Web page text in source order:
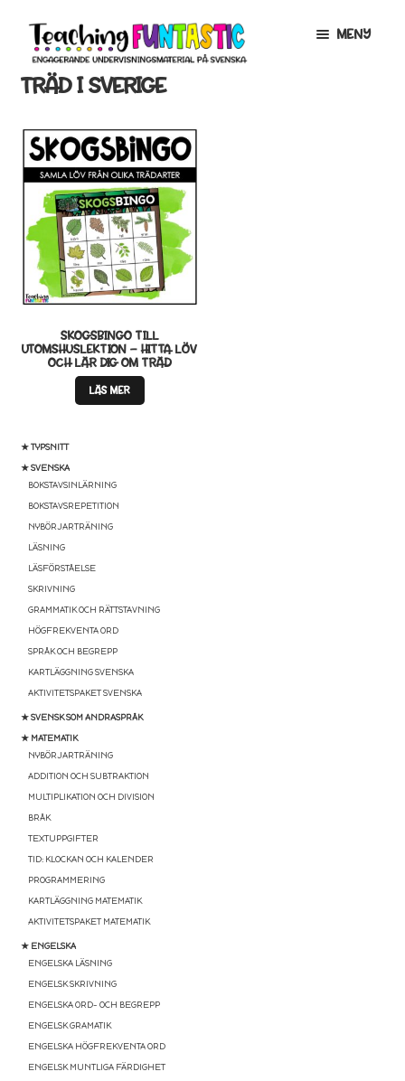
Hoppa
till
navigering
Gå
till
innehåll
MENY
INFO
MITT KONTO
GRATISMATERIAL
BUTIK
LICENSER
TIPSHÖRNAN
TRÄD I SVERIGE
★ TYPSNITT
★ SVENSKA
BOKSTAVSINLÄRNING
BOKSTAVSREPETITION
NYBÖRJARTRÄNING
LÄSNING
LÄSFÖRSTÅELSE
SKRIVNING
GRAMMATIK OCH RÄTTSTAVNING
HÖGFREKVENTA ORD
SPRÅK OCH BEGREPP
KARTLÄGGNING SVENSKA
AKTIVITETSPAKET SVENSKA
★ SVENSK SOM ANDRASPRÅK
★ MATEMATIK
NYBÖRJARTRÄNING
ADDITION OCH SUBTRAKTION
MULTIPLIKATION OCH DIVISION
BRÅK
TEXTUPPGIFTER
TID: KLOCKAN OCH KALENDER
PROGRAMMERING
KARTLÄGGNING MATEMATIK
AKTIVITETSPAKET MATEMATIK
★ ENGELSKA
ENGELSKA LÄSNING
ENGELSK SKRIVNING
ENGELSKA ORD- OCH BEGREPP
ENGELSK GRAMATIK
ENGELSKA HÖGFREKVENTA ORD
ENGELSK MUNTLIGA FÄRDIGHET
SKOGSBINGO TILL
UTOMSHUSLEKTION – HITTA LÖV
OCH LÄR DIG OM TRÄD
LÄS MER